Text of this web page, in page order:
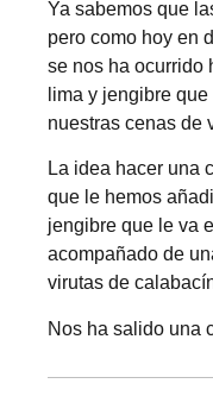
Ya sabemos que
pero como hoy en
se nos ha ocurrido
lima y jengibre
nuestras cenas de
La idea hacer una
que le hemos
jengibre que le va
acompañado de
virutas de
Nos ha salido una